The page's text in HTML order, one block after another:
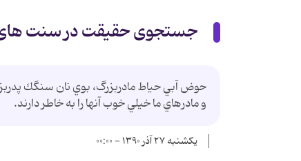
جستجوی حقیقت در سنت
حوض آبي حياط مادربزرگ، بوي نان سنگك
و مادرهاي ما خيلي خوب آنها را به خاطر دارند.
یکشنبه ۲۷ آذر ۱۳۹۰ - ۰۰:۰۰